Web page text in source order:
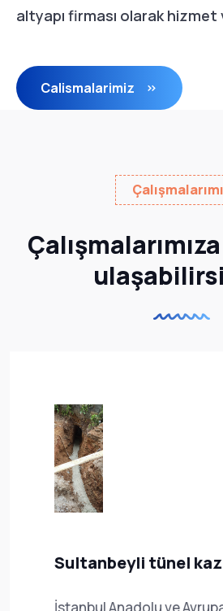
altyapı firması olarak
Calismalarimiz
Sultanbeyli tünel